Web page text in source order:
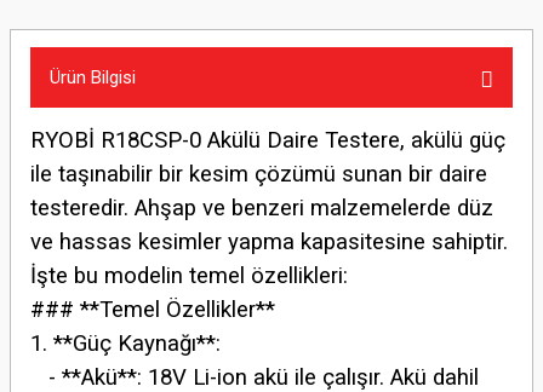
Ürün Bilgisi
RYOBİ R18CSP-0 Akülü Daire Testere, akülü güç
ile taşınabilir bir kesim çözümü sunan bir daire
testeredir. Ahşap ve benzeri malzemelerde düz
ve hassas kesimler yapma kapasitesine sahiptir.
İşte bu modelin temel özellikleri:
### **Temel Özellikler**
1. **Güç Kaynağı**:
- **Akü**: 18V Li-ion akü ile çalışır. Akü dahil